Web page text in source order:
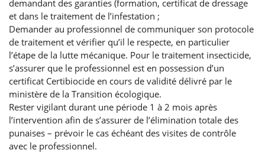
demandant des garanties (formation, certificat de dressage
et dans le traitement de l’infestation ;
Demander au professionnel de communiquer son protocole
de traitement et vérifier qu’il le respecte, en particulier
l’étape de la lutte mécanique. Pour le traitement insecticide,
s’assurer que le professionnel est en possession d’un
certificat Certibiocide en cours de validité délivré par le
ministère de la Transition écologique.
Rester vigilant durant une période 1 à 2 mois après
l’intervention afin de s’assurer de l’élimination totale des
punaises – prévoir le cas échéant des visites de contrôle
avec le professionnel.